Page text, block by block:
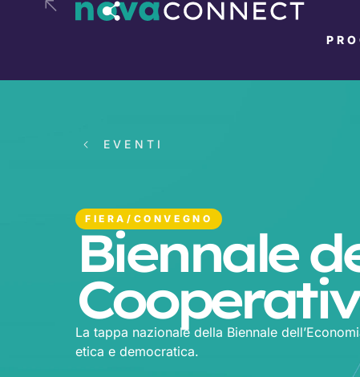
EVENTI
FIERA/CONVEGNO
Biennale
La tappa nazionale della Biennale
etica e democratica.